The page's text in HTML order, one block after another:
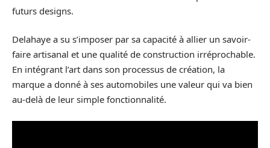
futurs designs.
Delahaye a su s’imposer par sa capacité à allier un savoir-
faire artisanal et une qualité de construction irréprochable.
En intégrant l’art dans son processus de création, la
marque a donné à ses automobiles une valeur qui va bien
au-delà de leur simple fonctionnalité.